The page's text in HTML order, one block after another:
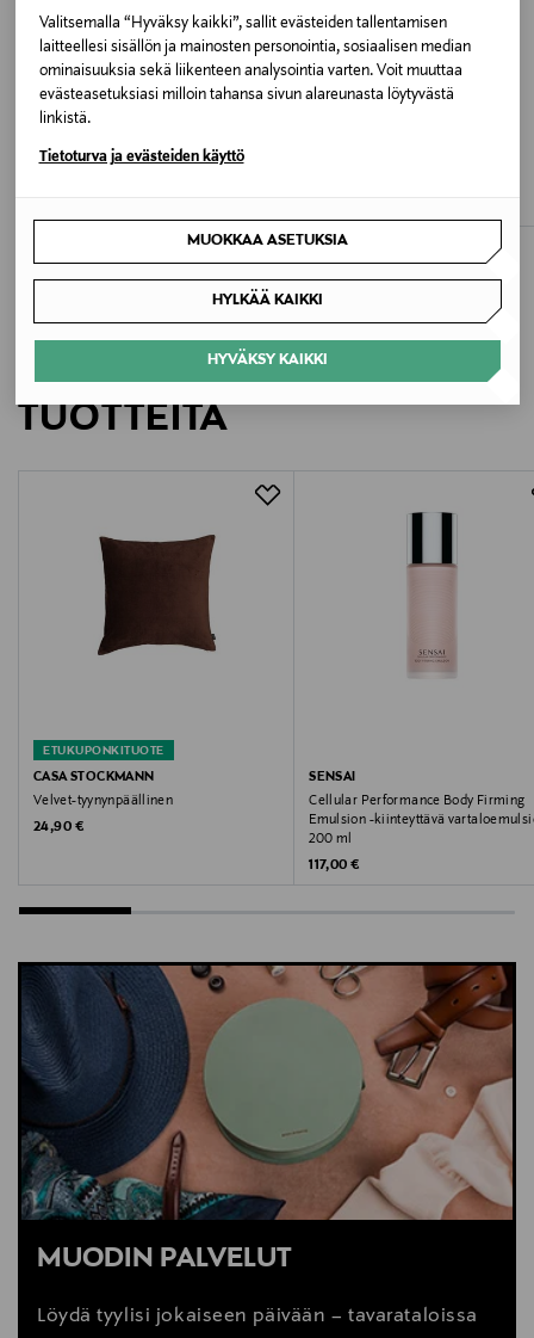
Valitsemalla “Hyväksy kaikki”, sallit evästeiden tallentamisen
laitteellesi sisällön ja mainosten personointia, sosiaalisen median
ominaisuuksia sekä liikenteen analysointia varten. Voit muuttaa
evästeasetuksiasi milloin tahansa sivun alareunasta löytyvästä
linkistä.
Tietoturva ja evästeiden käyttö
MUOKKAA ASETUKSIA
HYLKÄÄ KAIKKI
HYVÄKSY KAIKKI
Kaulustyyppi
V-Kaelus
Väri
TAUPE MULTI
Valmistusmaa
Filippiinit
Valmistajan tuotenumero
Valmistaja
24 Route de la Galaise, CH - 1228 Plan-les-Ouates
Digitaalinen osoite
CustomerAssistance@RalphLauren.eu
mekko, arkimekko, paisley, Lauren Ralph Lauren,
trikoomekko
JOSEPH RIBKOFF
LISÄÄ KIINNOSTAVIA
TUOTTEITA
ETUKUPONKITUOTE
CASA STOCKMANN
Velvet-tyynynpäällinen
Original Price
24,90 €
SENSAI
Cellular Performance Body Firming
Emulsion -kiinteyttävä
200 ml
Original Price
117,00 €
MUODIN PALVELUT
Löydä tyylisi jokaiseen päivään – tavarataloissa